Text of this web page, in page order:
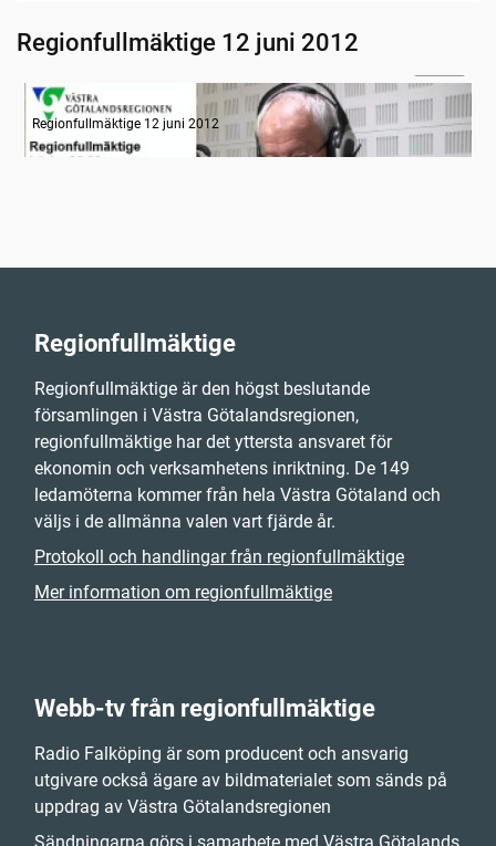
Regionfullmäktige 12 juni 2012
Radion informerar
Regionfullmäktige 12 juni 2012
Regionfullmäktige
Regionfullmäktige är den högst beslutande
församlingen i Västra Götalandsregionen,
regionfullmäktige har det yttersta ansvaret för
ekonomin och verksamhetens inriktning. De 149
ledamöterna kommer från hela Västra Götaland och
väljs i de allmänna valen vart fjärde år.
Protokoll och handlingar från regionfullmäktige
Mer information om regionfullmäktige
Webb-tv från regionfullmäktige
Radio Falköping är som producent och ansvarig
utgivare också ägare av bildmaterialet som sänds på
uppdrag av Västra Götalandsregionen